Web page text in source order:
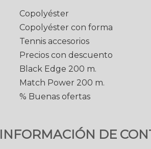
Copolyéster
Copolyéster con forma
Tennis accesorios
Precios con descuento
Black Edge 200 m.
Match Power 200 m.
% Buenas ofertas
INFORMACIÓN DE